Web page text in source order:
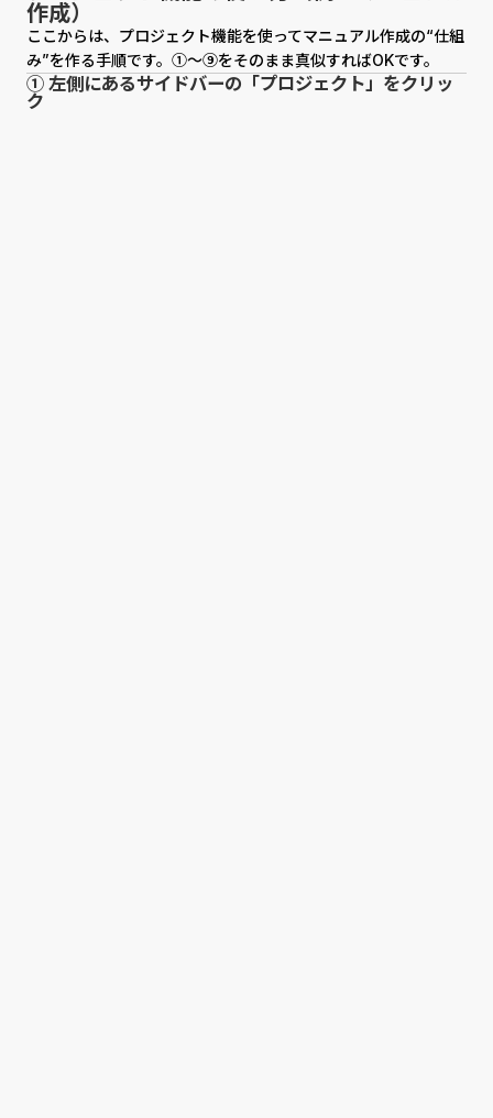
作成）
ここからは、プロジェクト機能を使ってマニュアル作成の“仕組
み”を作る手順です。①〜⑨をそのまま真似すればOKです。
① 左側にあるサイドバーの「プロジェクト」をクリッ
ク